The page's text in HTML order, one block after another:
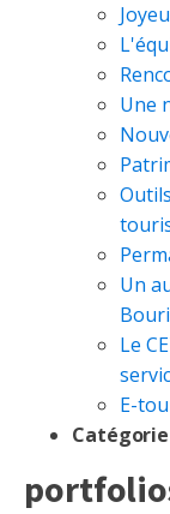
Une
Un
Le
E-